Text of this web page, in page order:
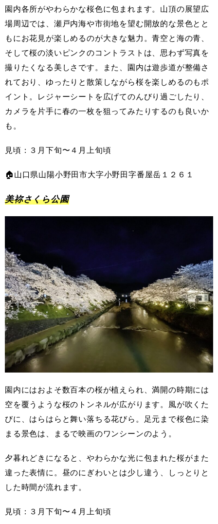
園内各所がやわらかな桜色に包まれます。山頂の展望広
場周辺では、瀬戸内海や市街地を望む開放的な景色とと
もにお花見が楽しめるのが大きな魅力。青空と海の青、
そして桜の淡いピンクのコントラストは、思わず写真を
撮りたくなる美しさです。また、園内は遊歩道が整備さ
れており、ゆったりと散策しながら桜を楽しめるのもポ
イント。レジャーシートを広げてのんびり過ごしたり、
カメラを片手に春の一枚を狙ってみたりするのも良いか
も。
見頃：３月下旬〜４月上旬頃
🏠山口県山陽小野田市大字小野田字番屋岳１２６１
美祢さくら公園
園内にはおよそ数百本の桜が植えられ、満開の時期には
空を覆うような桜のトンネルが広がります。風が吹くた
びに、はらはらと舞い落ちる花びら。足元まで桜色に染
まる景色は、まるで映画のワンシーンのよう。
夕暮れどきになると、やわらかな光に包まれた桜がまた
違った表情に。昼のにぎわいとは少し違う、しっとりと
した時間が流れます。
見頃：３月下旬〜４月上旬頃